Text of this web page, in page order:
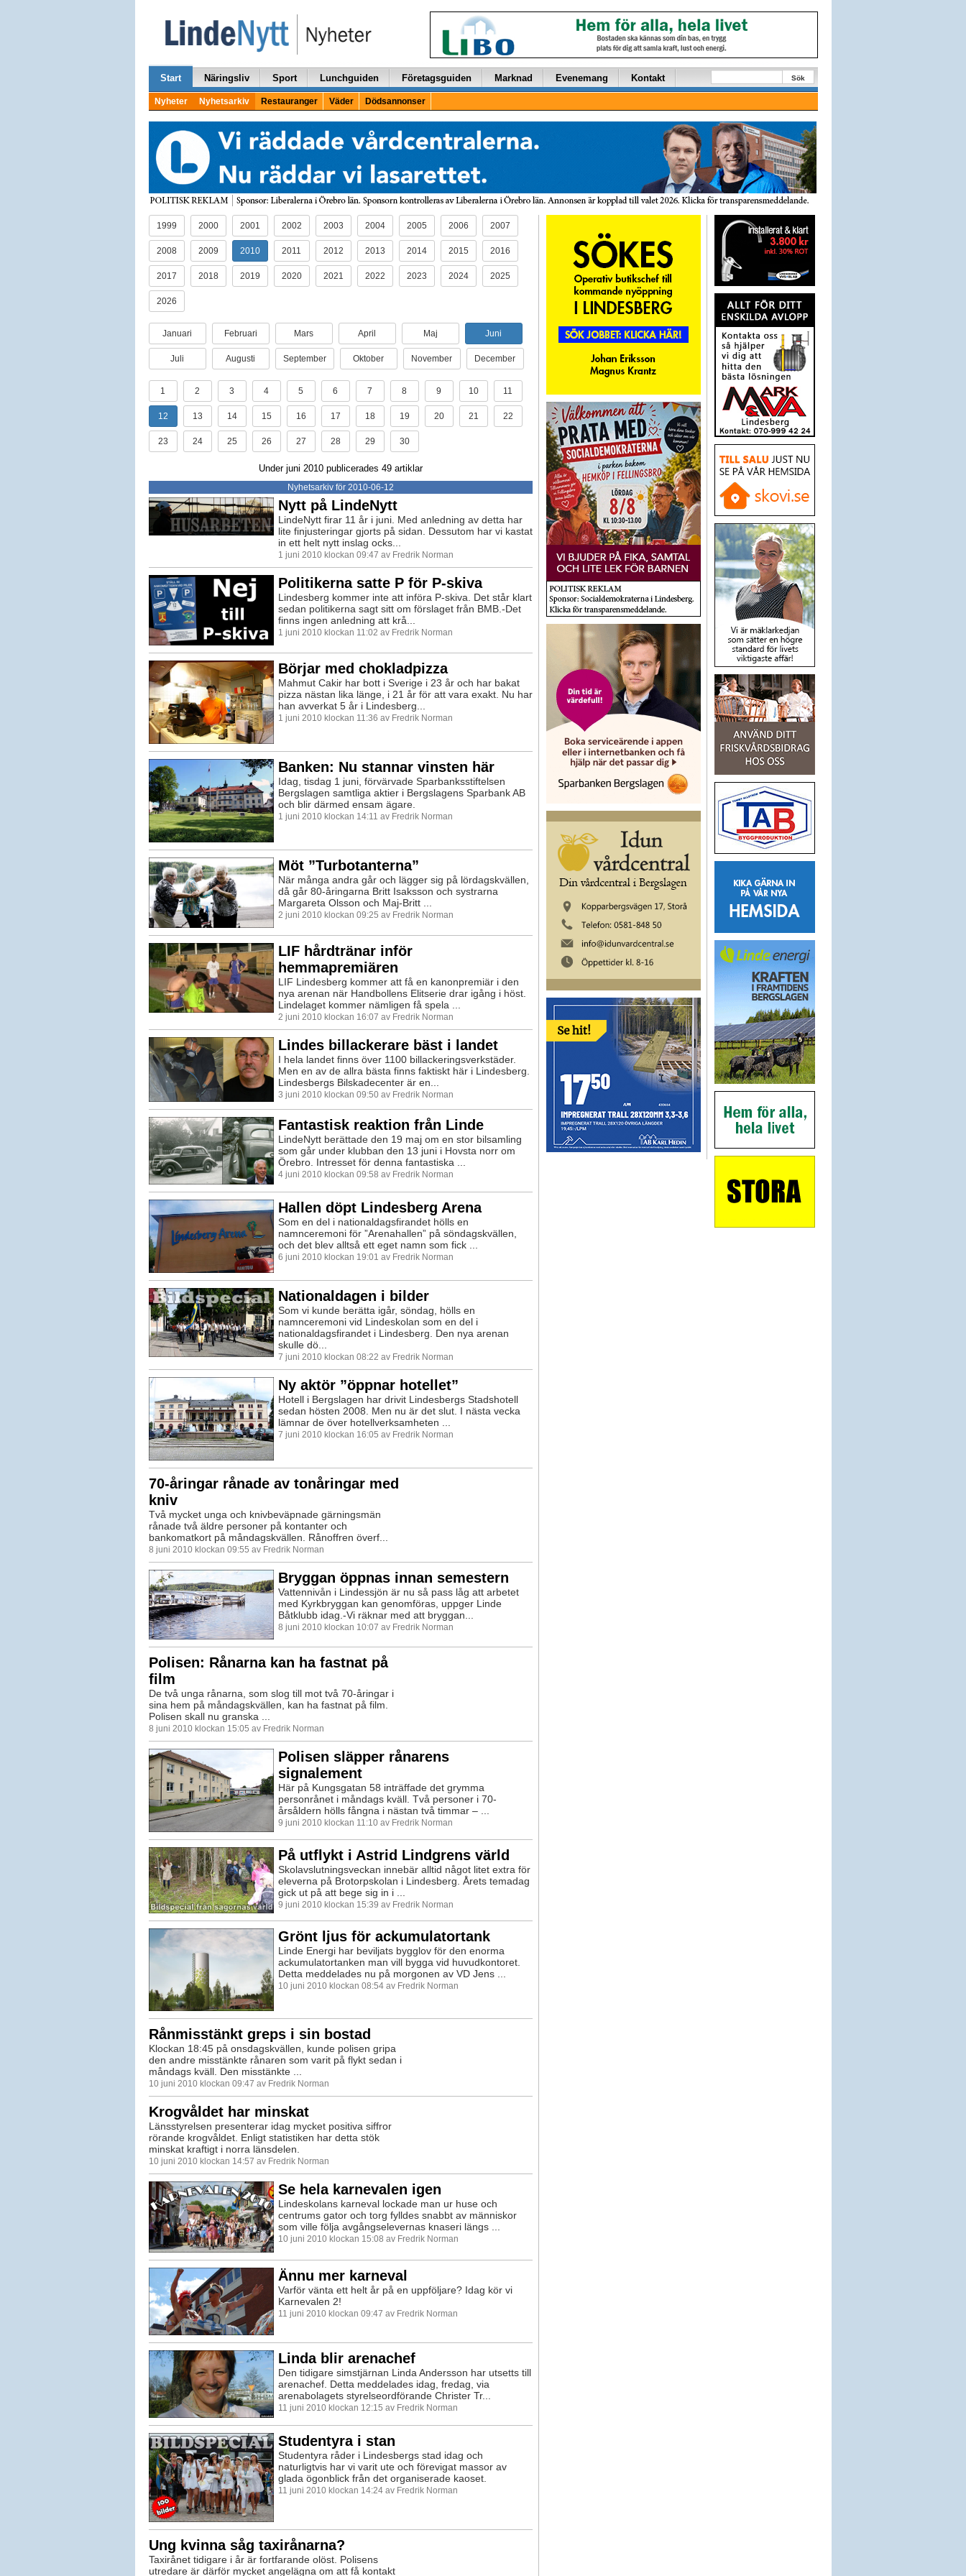
Start Näringsliv Sport Lunchguiden Företagsguiden Marknad Evenemang Kontakt Sök
Nyheter Nyhetsarkiv Restauranger Väder Dödsannonser
1999 2000 2001 2002 2003 2004 2005 2006 2007
2008 2009 2010 2011 2012 2013 2014 2015 2016
2017 2018 2019 2020 2021 2022 2023 2024 2025
2026
Januari Februari Mars April Maj Juni
Juli Augusti September Oktober November December
1 2 3 4 5 6 7 8 9 10 11
12 13 14 15 16 17 18 19 20 21 22
23 24 25 26 27 28 29 30
Under juni 2010 publicerades 49 artiklar
Nyhetsarkiv för 2010-06-12
Nytt på LindeNytt
LindeNytt firar 11 år i juni. Med anledning av detta har
lite finjusteringar gjorts på sidan. Dessutom har vi kastat
in ett helt nytt inslag ocks...
1 juni 2010 klockan 09:47 av Fredrik Norman
Politikerna satte P för P-skiva
Lindesberg kommer inte att införa P-skiva. Det står klart
sedan politikerna sagt sitt om förslaget från BMB.-Det
finns ingen anledning att krå...
1 juni 2010 klockan 11:02 av Fredrik Norman
Börjar med chokladpizza
Mahmut Cakir har bott i Sverige i 23 år och har bakat
pizza nästan lika länge, i 21 år för att vara exakt. Nu har
han avverkat 5 år i Lindesberg...
1 juni 2010 klockan 11:36 av Fredrik Norman
Banken: Nu stannar vinsten här
Idag, tisdag 1 juni, förvärvade Sparbanksstiftelsen
Bergslagen samtliga aktier i Bergslagens Sparbank AB
och blir därmed ensam ägare.
1 juni 2010 klockan 14:11 av Fredrik Norman
Möt ”Turbotanterna”
När många andra går och lägger sig på lördagskvällen,
då går 80-åringarna Britt Isaksson och systrarna
Margareta Olsson och Maj-Britt ...
2 juni 2010 klockan 09:25 av Fredrik Norman
LIF hårdtränar inför
hemmapremiären
LIF Lindesberg kommer att få en kanonpremiär i den
nya arenan när Handbollens Elitserie drar igång i höst.
Lindelaget kommer nämligen få spela ...
2 juni 2010 klockan 16:07 av Fredrik Norman
Lindes billackerare bäst i landet
I hela landet finns över 1100 billackeringsverkstäder.
Men en av de allra bästa finns faktiskt här i Lindesberg.
Lindesbergs Bilskadecenter är en...
3 juni 2010 klockan 09:50 av Fredrik Norman
Fantastisk reaktion från Linde
LindeNytt berättade den 19 maj om en stor bilsamling
som går under klubban den 13 juni i Hovsta norr om
Örebro. Intresset för denna fantastiska ...
4 juni 2010 klockan 09:58 av Fredrik Norman
Hallen döpt Lindesberg Arena
Som en del i nationaldagsfirandet hölls en
namnceremoni för ”Arenahallen” på söndagskvällen,
och det blev alltså ett eget namn som fick ...
6 juni 2010 klockan 19:01 av Fredrik Norman
Nationaldagen i bilder
Som vi kunde berätta igår, söndag, hölls en
namnceremoni vid Lindeskolan som en del i
nationaldagsfirandet i Lindesberg. Den nya arenan
skulle dö...
7 juni 2010 klockan 08:22 av Fredrik Norman
Ny aktör ”öppnar hotellet”
Hotell i Bergslagen har drivit Lindesbergs Stadshotell
sedan hösten 2008. Men nu är det slut. I nästa vecka
lämnar de över hotellverksamheten ...
7 juni 2010 klockan 16:05 av Fredrik Norman
70-åringar rånade av tonåringar med
kniv
Två mycket unga och knivbeväpnade gärningsmän
rånade två äldre personer på kontanter och
bankomatkort på måndagskvällen. Rånoffren överf...
8 juni 2010 klockan 09:55 av Fredrik Norman
Bryggan öppnas innan semestern
Vattennivån i Lindessjön är nu så pass låg att arbetet
med Kyrkbryggan kan genomföras, uppger Linde
Båtklubb idag.-Vi räknar med att bryggan...
8 juni 2010 klockan 10:07 av Fredrik Norman
Polisen: Rånarna kan ha fastnat på
film
De två unga rånarna, som slog till mot två 70-åringar i
sina hem på måndagskvällen, kan ha fastnat på film.
Polisen skall nu granska ...
8 juni 2010 klockan 15:05 av Fredrik Norman
Polisen släpper rånarens
signalement
Här på Kungsgatan 58 inträffade det grymma
personrånet i måndags kväll. Två personer i 70-
årsåldern hölls fångna i nästan två timmar – ...
9 juni 2010 klockan 11:10 av Fredrik Norman
På utflykt i Astrid Lindgrens värld
Skolavslutningsveckan innebär alltid något litet extra för
eleverna på Brotorpskolan i Lindesberg. Årets temadag
gick ut på att bege sig in i ...
9 juni 2010 klockan 15:39 av Fredrik Norman
Grönt ljus för ackumulatortank
Linde Energi har beviljats bygglov för den enorma
ackumulatortanken man vill bygga vid huvudkontoret.
Detta meddelades nu på morgonen av VD Jens ...
10 juni 2010 klockan 08:54 av Fredrik Norman
Rånmisstänkt greps i sin bostad
Klockan 18:45 på onsdagskvällen, kunde polisen gripa
den andre misstänkte rånaren som varit på flykt sedan i
måndags kväll. Den misstänkte ...
10 juni 2010 klockan 09:47 av Fredrik Norman
Krogvåldet har minskat
Länsstyrelsen presenterar idag mycket positiva siffror
rörande krogvåldet. Enligt statistiken har detta stök
minskat kraftigt i norra länsdelen.
10 juni 2010 klockan 14:57 av Fredrik Norman
Se hela karnevalen igen
Lindeskolans karneval lockade man ur huse och
centrums gator och torg fylldes snabbt av människor
som ville följa avgångselevernas knaseri längs ...
10 juni 2010 klockan 15:08 av Fredrik Norman
Ännu mer karneval
Varför vänta ett helt år på en uppföljare? Idag kör vi
Karnevalen 2!
11 juni 2010 klockan 09:47 av Fredrik Norman
Linda blir arenachef
Den tidigare simstjärnan Linda Andersson har utsetts till
arenachef. Detta meddelades idag, fredag, via
arenabolagets styrelseordförande Christer Tr...
11 juni 2010 klockan 12:15 av Fredrik Norman
Studentyra i stan
Studentyra råder i Lindesbergs stad idag och
naturligtvis har vi varit ute och förevigat massor av
glada ögonblick från det organiserade kaoset.
11 juni 2010 klockan 14:24 av Fredrik Norman
Ung kvinna såg taxirånarna?
Taxirånet tidigare i år är fortfarande olöst. Polisens
utredare är därför mycket angelägna om att få kontakt